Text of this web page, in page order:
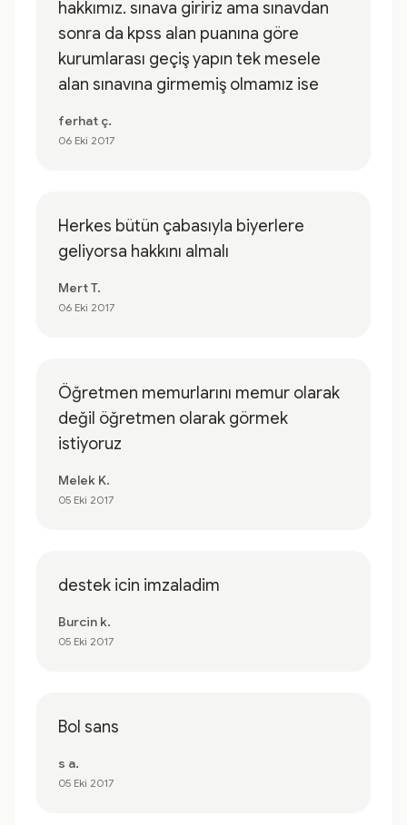
hakkımız. sınava giririz ama sınavdan
sonra da kpss alan puanına göre
kurumlarası geçiş yapın tek mesele
alan sınavına girmemiş olmamız ise
ferhat ç.
06 Eki 2017
Herkes bütün çabasıyla biyerlere
geliyorsa hakkını almalı
Mert T.
06 Eki 2017
Öğretmen memurlarını memur olarak
değil öğretmen olarak görmek
istiyoruz
Melek K.
05 Eki 2017
destek icin imzaladim
Burcin k.
05 Eki 2017
Bol sans
s a.
05 Eki 2017